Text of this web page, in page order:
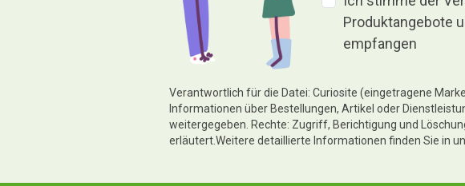
Produktangebote
empfangen
Verantwortlich für die Datei: Curiosite (eingetragene
Informationen über Bestellungen, Artikel oder
weitergegeben. Rechte: Zugriff, Berichtigung und
erläutert.Weitere detaillierte Informationen finden Sie in